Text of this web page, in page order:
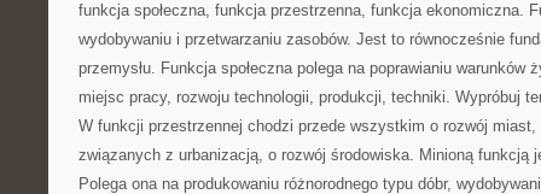
funkcja społeczna, funkcja przestrzenna, funkcja ekonomiczna.
wydobywaniu i przetwarzaniu zasobów. Jest to równocześnie
przemysłu. Funkcja społeczna polega na poprawianiu warunków
miejsc pracy, rozwoju technologii, produkcji, techniki. Wypróbuj
W funkcji przestrzennej chodzi przede wszystkim o rozwój miast,
związanych z urbanizacją, o rozwój środowiska. Minioną funkcją
Polega ona na produkowaniu różnorodnego typu dóbr,